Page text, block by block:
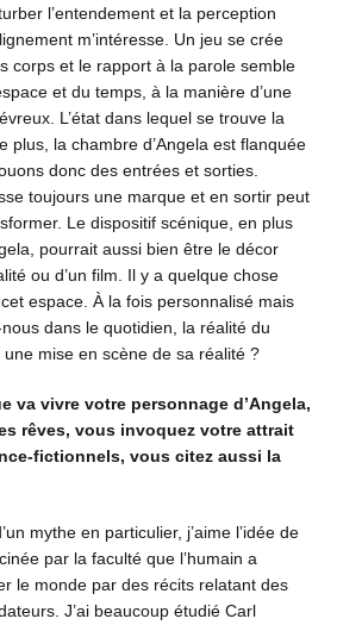
l’entendement et la perception
m’intéresse. Un jeu se crée
corps et le rapport à la parole semble
et du temps, à la manière d’une
L’état dans lequel se trouve la
plus, la chambre d’Angela est flanquée
donc des entrées et sorties.
toujours une marque et en sortir peut
Le dispositif scénique, en plus
pourrait aussi bien être le décor
ou d’un film. Il y a quelque chose
espace. À la fois personnalisé mais
dans le quotidien, la réalité du
mise en scène de sa réalité ?
va vivre votre personnage d’Angela,
rêves, vous invoquez votre attrait
fictionnels, vous citez aussi la
mythe en particulier, j’aime l’idée de
par la faculté que l’humain a
le monde par des récits relatant des
J’ai beaucoup étudié Carl